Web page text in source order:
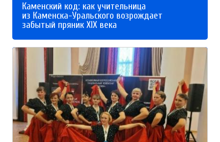
Каменский код: как учительница
из Каменска-Уральского возрождает
забытый пряник XIX века